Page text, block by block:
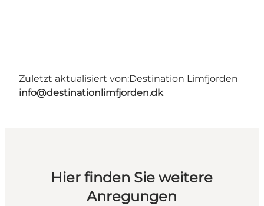
Zuletzt aktualisiert von:Destination Limfjorden
info@destinationlimfjorden.dk
Hier finden Sie weitere
Anregungen